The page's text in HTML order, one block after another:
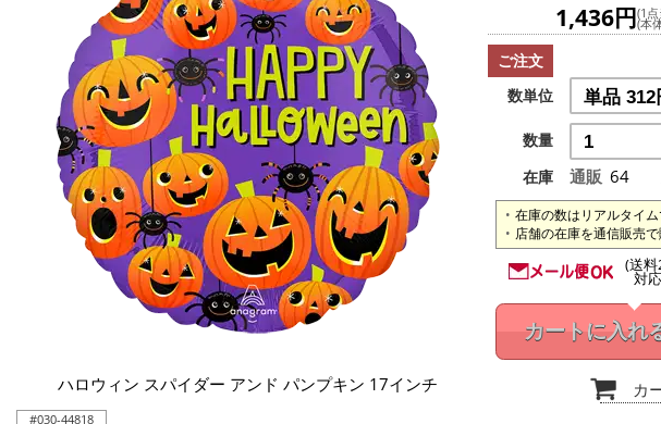
ハロウィン スパイダー アンド パンプキン 17インチ
#030-44818
1,436円(1
(本
ご注文
数単位
数量
在庫
通販 64
在庫の数はリアルタイム
店舗の在庫を通信販売で
(送
対
カートに入れ
カ